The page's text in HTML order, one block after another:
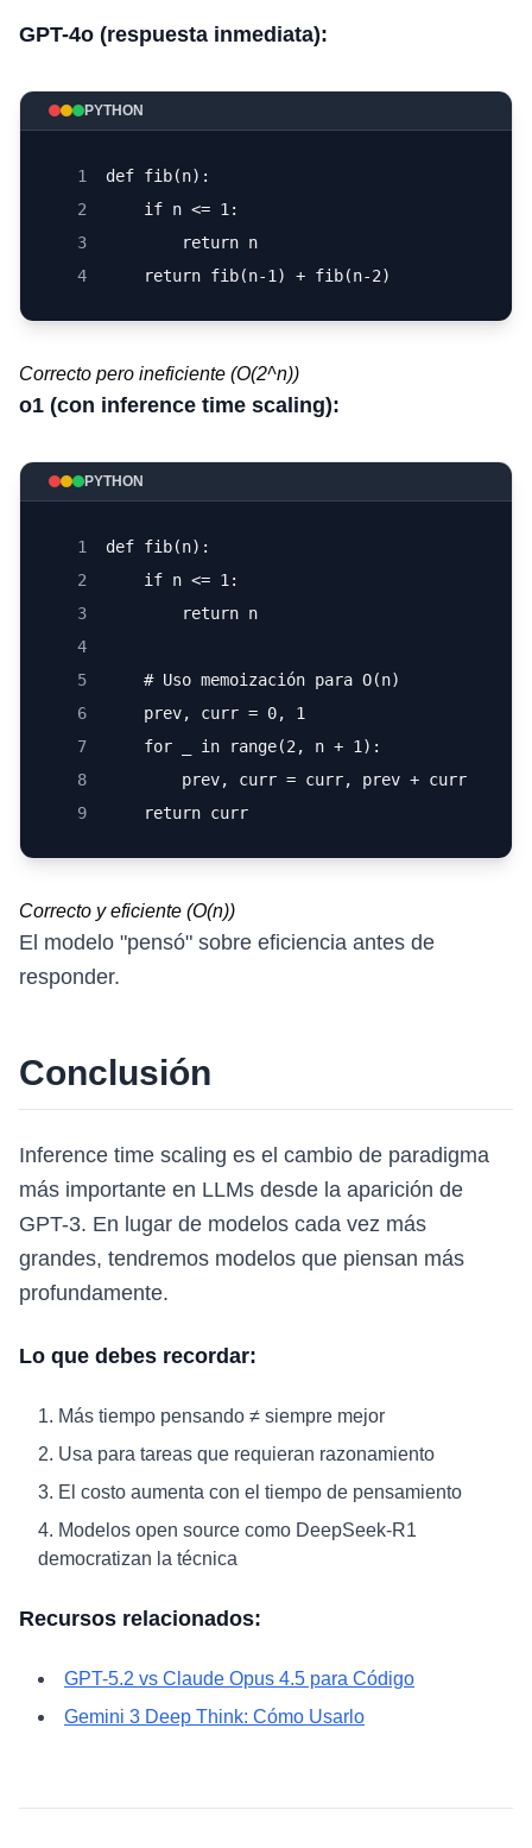
GPT-4o (respuesta inmediata):
PYTHON
1
def fib(n):
2
    if n <= 1:
3
        return n
4
    return fib(n-1) + fib(n-2)
Correcto pero ineficiente (O(2^n))
o1 (con inference time scaling):
PYTHON
1
def fib(n):
2
    if n <= 1:
3
        return n
4
5
    # Uso memoización para O(n)
6
    prev, curr = 0, 1
7
    for _ in range(2, n + 1):
8
        prev, curr = curr, prev + curr
9
    return curr
Correcto y eficiente (O(n))
El modelo "pensó" sobre eficiencia antes de
responder.
Conclusión
Inference time scaling es el cambio de paradigma
más importante en LLMs desde la aparición de
GPT-3. En lugar de modelos cada vez más
grandes, tendremos modelos que piensan más
profundamente.
Lo que debes recordar:
Más tiempo pensando ≠ siempre mejor
Usa para tareas que requieran razonamiento
El costo aumenta con el tiempo de pensamiento
Modelos open source como DeepSeek-R1
democratizan la técnica
Recursos relacionados:
GPT-5.2 vs Claude Opus 4.5 para Código
Gemini 3 Deep Think: Cómo Usarlo